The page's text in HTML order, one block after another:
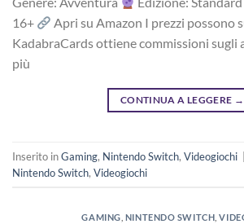
16+
Apri su Amazon I prezzi possono
KadabraCards ottiene commissioni sugli
più
CONTINUA A LEGGERE →
Inserito inGaming, Nintendo Switch, Videogiochi
Nintendo Switch, Videogiochi
GAMING NINTENDO SWITCH ,